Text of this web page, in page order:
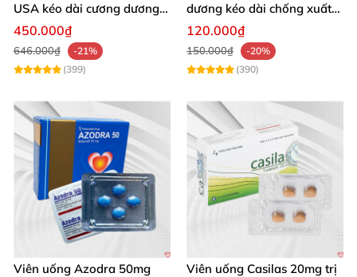
USA kéo dài cương dương
chống xuất tinh sớm
450.000₫
646.000₫
-21%
(399)
dương kéo dài chống xuất
tinh sớm thành phần
120.000₫
150.000₫
-20%
(390)
Viên uống Azodra 50mg
Viên uống Casilas 20mg trị